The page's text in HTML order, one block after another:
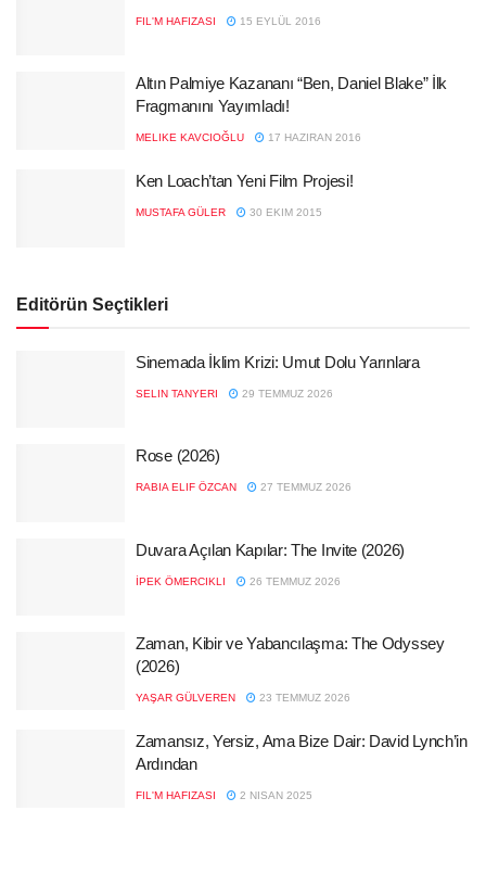
FIL'M HAFIZASI 15 EYLÜL 2016
Altın Palmiye Kazananı “Ben, Daniel Blake” İlk
Fragmanını Yayımladı!
MELIKE KAVCIOĞLU 17 HAZIRAN 2016
Ken Loach’tan Yeni Film Projesi!
MUSTAFA GÜLER 30 EKIM 2015
Editörün Seçtikleri
Sinemada İklim Krizi: Umut Dolu Yarınlara
SELIN TANYERI 29 TEMMUZ 2026
Rose (2026)
RABIA ELIF ÖZCAN 27 TEMMUZ 2026
Duvara Açılan Kapılar: The Invite (2026)
İPEK ÖMERCIKLI 26 TEMMUZ 2026
Zaman, Kibir ve Yabancılaşma: The Odyssey
(2026)
YAŞAR GÜLVEREN 23 TEMMUZ 2026
Zamansız, Yersiz, Ama Bize Dair: David Lynch’in
Ardından
FIL'M HAFIZASI 2 NISAN 2025